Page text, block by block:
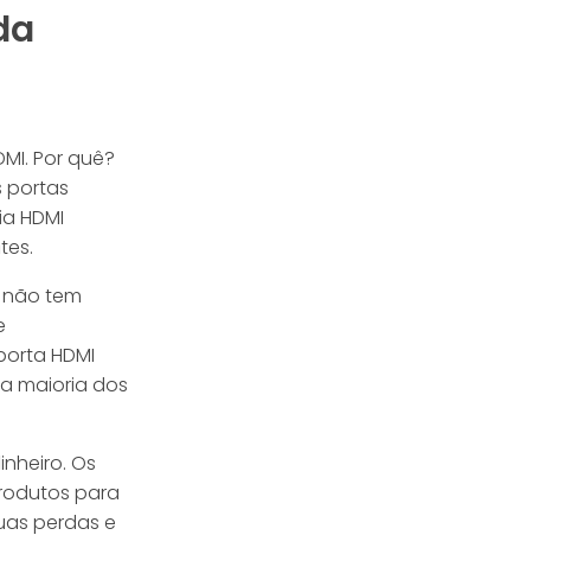
Por quê?
portas
HDMI
tem
HDMI
maioria dos
Os
para
perdas e